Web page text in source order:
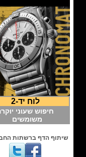
לוח יד-2
חיפוש שעוני יוקרה
משומשים
שיתוף הדף ברשתות החברתיות